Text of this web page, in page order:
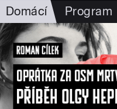
Domácí Program